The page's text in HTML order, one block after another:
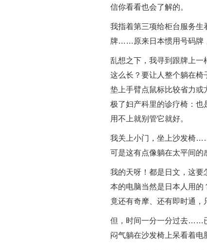
信你看看也会了解的。
我指着第三项给柜台服务
牌……原来日本惯用号码牌
乱想之下，我寻到跟牌上
这么长？要让人整个躺在
垫上手臂点鼠标比较省力或
极了妇产科里的诊疗椅：
用不上就别管它就好。
我关上小门，坐上沙发椅
可是这有点像躺在太平间的
我的天呀！都是日文，这要
本的电脑当然是日本人用
竟还有奇摩、还有即时通，
但，时间一分一分过去……
闷气躺在沙发椅上呆看着